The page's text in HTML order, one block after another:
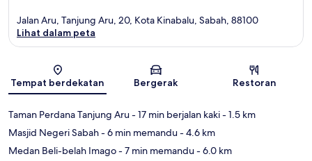
Peta
Jalan Aru, Tanjung Aru, 20, Kota Kinabalu, Sabah, 88100
Lihat dalam peta
Tempat berdekatan Bergerak Restoran
Taman Perdana Tanjung Aru- 17 min berjalan kaki- 1.5 km
Masjid Negeri Sabah- 6 min memandu- 4.6 km
Medan Beli-belah Imago- 7 min memandu- 6.0 km